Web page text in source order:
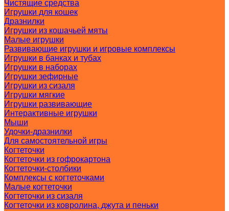
Чистящие средства
Игрушки для кошек
Дразнилки
Игрушки из кошачьей мяты
Малые игрушки
Развивающие игрушки и игровые комплексы
Игрушки в банках и тубах
Игрушки в наборах
Игрушки зефирные
Игрушки из сизаля
Игрушки мягкие
Игрушки развивающие
Интерактивные игрушки
Мыши
Удочки-дразнилки
Для самостоятельной игры
Когтеточки
Когтеточки из гофрокартона
Когтеточки-столбики
Комплексы с когтеточками
Малые когтеточки
Когтеточки из сизаля
Когтеточки из ковролина, джута и пеньки